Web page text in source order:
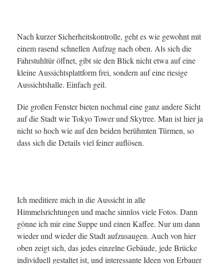
Nach kurzer Sicherheitskontrolle, geht es wie gewohnt mit
einem rasend schnellen Aufzug nach oben. Als sich die
Fahrstuhltür öffnet, gibt sie den Blick nicht etwa auf eine
kleine Aussichtsplattform frei, sondern auf eine riesige
Aussichtshalle. Einfach geil.
Die großen Fenster bieten nochmal eine ganz andere Sicht
auf die Stadt wie Tokyo Tower und Skytree. Man ist hier ja
nicht so hoch wie auf den beiden berühmten Türmen, so
dass sich die Details viel feiner auflösen.
Ich meditiere mich in die Aussicht in alle
Himmelsrichtungen und mache sinnlos viele Fotos. Dann
gönne ich mir eine Suppe und einen Kaffee. Nur um dann
wieder und wieder die Stadt aufzusaugen. Auch von hier
oben zeigt sich, das jedes einzelne Gebäude, jede Brücke
individuell gestaltet ist, und interessante Ideen von Erbauer